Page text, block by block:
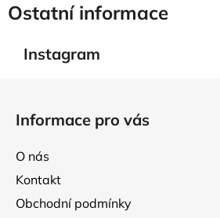
Ostatní informace
Instagram
Informace pro vás
O nás
Kontakt
Obchodní podmínky